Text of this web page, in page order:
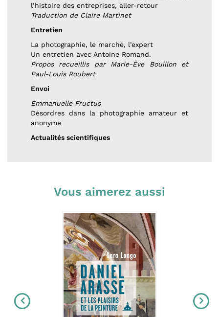
l’histoire des entreprises, aller-retour
Traduction de Claire Martinet
Entretien
La photographie, le marché, l’expert
Un entretien avec Antoine Romand.
Propos recueillis par Marie-Ève Bouillon et
Paul-Louis Roubert
Envoi
Emmanuelle Fructus
Désordres dans la photographie amateur et
anonyme
Actualités scientifiques
Vous aimerez aussi